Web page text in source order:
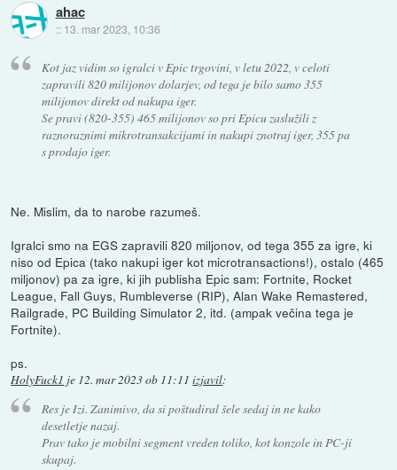
ahac
:: 13. mar 2023, 10:36
Kot jaz vidim so igralci v Epic trgovini, v letu 2022, v celoti
zapravili 820 milijonov dolarjev, od tega je bilo samo 355
milijonov direkt od nakupa iger.
Se pravi (820-355) 465 milijonov so pri Epicu zaslužili z
raznoraznimi mikrotransakcijami in nakupi znotraj iger, 355 pa
s prodajo iger.
Ne. Mislim, da to narobe razumeš.
Igralci smo na EGS zapravili 820 miljonov, od tega 355 za igre, ki
niso od Epica (tako nakupi iger kot microtransactions!), ostalo (465
miljonov) pa za igre, ki jih publisha Epic sam: Fortnite, Rocket
League, Fall Guys, Rumbleverse (RIP), Alan Wake Remastered,
Railgrade, PC Building Simulator 2, itd. (ampak večina tega je
Fortnite).
ps.
HolyFuck1 je 12. mar 2023 ob 11:11 izjavil:
Res je Izi. Zanimivo, da si poštudiral šele sedaj in ne kako
desetletje nazaj.
Prav tako je mobilni segment vreden toliko, kot konzole in PC-ji
skupaj.